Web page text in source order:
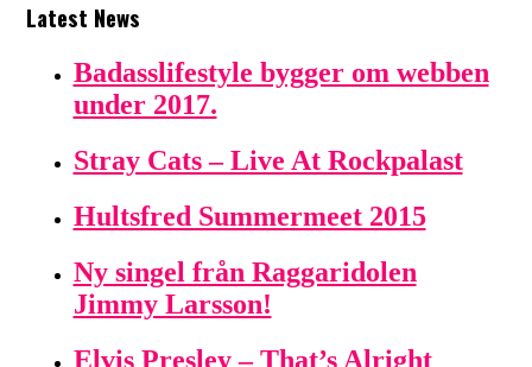
Latest News
Badasslifestyle bygger om webben
under 2017.
Stray Cats – Live At Rockpalast
Hultsfred Summermeet 2015
Ny singel från Raggaridolen
Jimmy Larsson!
Elvis Presley – That’s Alright